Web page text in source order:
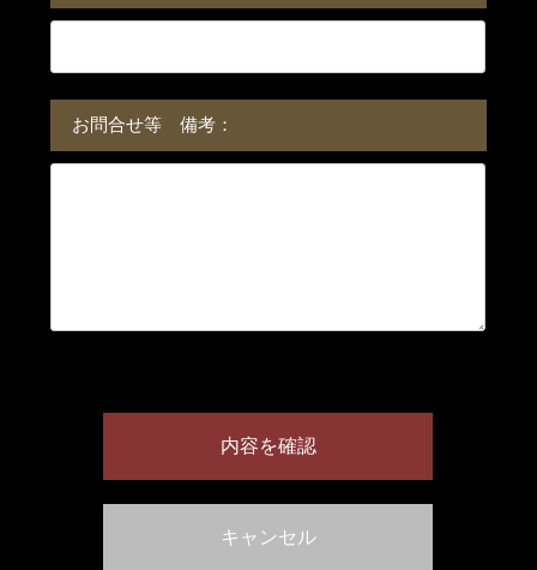
お問合せ等 備考：